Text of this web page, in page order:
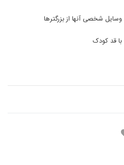
شخصی آنها از بزرگترها
با قد کودک